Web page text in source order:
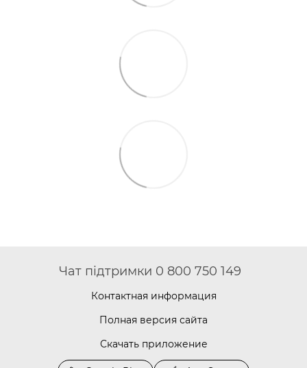
Чат підтримки 0 800 750 149
Контактная информация
Полная версия сайта
Скачать приложение